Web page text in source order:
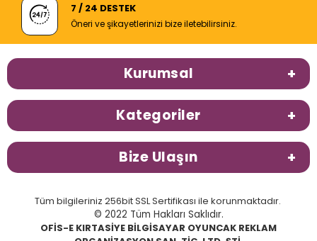
7 / 24 DESTEK
Öneri ve şikayetlerinizi bize iletebilirsiniz.
Kurumsal
Kategoriler
Bize Ulaşın
Tüm bilgileriniz 256bit SSL Sertifikası ile korunmaktadır.
© 2022 Tüm Hakları Saklıdır.
OFİS-E KIRTASİYE BİLGİSAYAR OYUNCAK REKLAM